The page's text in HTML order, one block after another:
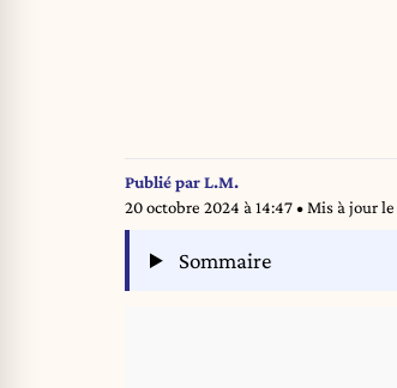
Publié parL.M.
20 octobre 2024 à 14:47• Mis à jour le
Sommaire